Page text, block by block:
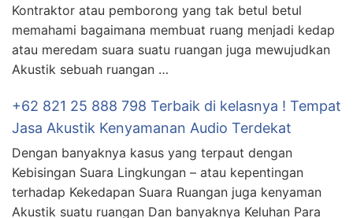
Kontraktor atau pemborong yang tak betul betul
memahami bagaimana membuat ruang menjadi kedap
atau meredam suara suatu ruangan juga mewujudkan
Akustik sebuah ruangan …
+62 821 25 888 798 Terbaik di kelasnya ! Tempat
Jasa Akustik Kenyamanan Audio Terdekat
Dengan banyaknya kasus yang terpaut dengan
Kebisingan Suara Lingkungan – atau kepentingan
terhadap Kekedapan Suara Ruangan juga kenyaman
Akustik suatu ruangan Dan banyaknya Keluhan Para